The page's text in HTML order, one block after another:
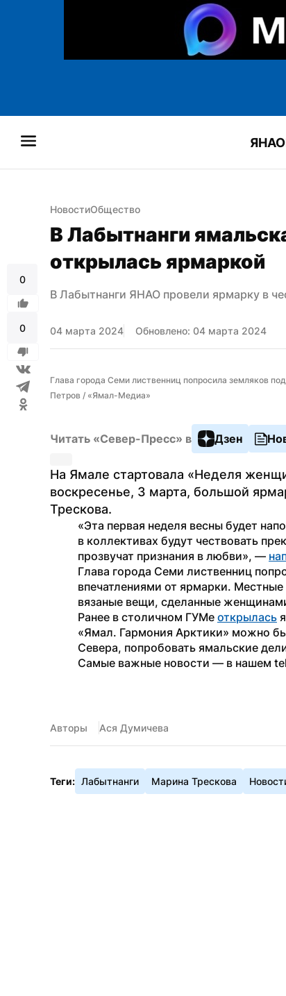
ЯНАО
0
0
НовостиОбщество
В Лабытнанги
открылась ярмаркой
В Лабытнанги ЯНАО провели ярмарку в
04 марта 2024 Обновлено: 04 марта 2024
Глава города Семи лиственниц попросила земляков
Петров / «Ямал-Медиа»
Читать «Север-Пресс» в Дзен
На Ямале стартовала «Неделя
воскресенье, 3 марта, большой
Трескова.
«Эта первая неделя весны будет
в коллективах будут чествовать
прозвучат признания в любви», —
Глава города Семи лиственниц
впечатлениями от ярмарки.
вязаные вещи, сделанные
Ранее в столичном ГУМе открылась
«Ямал. Гармония Арктики» можно
Севера, попробовать ямальские
Самые важные новости — в нашем
Авторы Ася Думичева
Теги: Лабытнанги Марина Трескова